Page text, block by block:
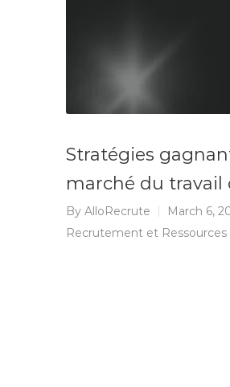
Stratégies
marché du travail
By AlloRecrute
March 6,
Recrutement et